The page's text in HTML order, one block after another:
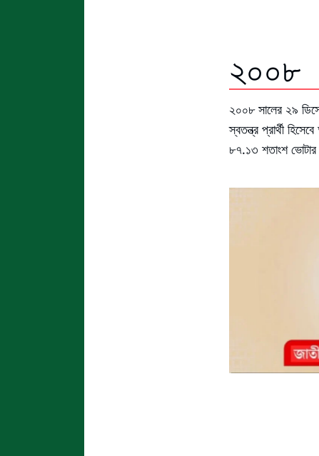
২০০৮
২০০৮ সালের ২৯
স্বতন্ত্র প্রার্থী
৮৭.১৩ শতাংশ ভোটার